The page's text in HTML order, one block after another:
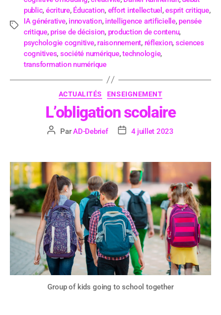
public, écriture, Éducation, effort intellectuel ,esprit critique,
IA générative, innovation, intelligence artificielle, pensée
critique, prise de décision, production de contenu,
psychologie cognitive, raisonnement, réflexion, sciences
cognitives, société numérique,technologie,
transformation numérique
ACTUALITÉS ENSEIGNEMENT
L’obligation scolaire
ParAD-Debrief 4 juillet 2023
Group of kids going to school together